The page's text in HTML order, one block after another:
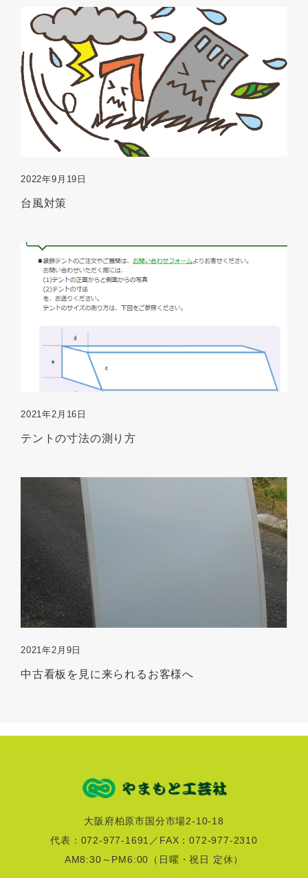
2022年9月19日
台風対策
2021年2月16日
テントの寸法の測り方
2021年2月9日
中古看板を見に来られるお客様へ
大阪府柏原市国分市場2-10-18
代表：072-977-1691／FAX：072-977-2310
AM8:30～PM6:00 （日曜・祝日 定休）